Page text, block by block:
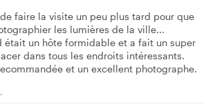
faire la visite un peu plus tard pour que
les lumières de la ville...
était un hôte formidable et a fait un super
dans tous les endroits intéressants.
et un excellent photographe.